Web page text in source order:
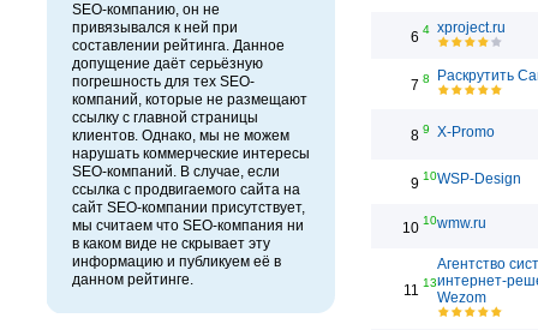
SEO-компанию, он не
привязывался к ней при
составлении рейтинга. Данное
допущение даёт серьёзную
погрешность для тех SEO-
компаний, которые не размещают
ссылку с главной страницы
клиентов. Однако, мы не можем
нарушать коммерческие интересы
SEO-компаний. В случае, если
ссылка с продвигаемого сайта на
сайт SEO-компании присутствует,
мы считаем что SEO-компания ни
в каком виде не скрывает эту
информацию и публикуем её в
данном рейтинге.
6 4 xproject.ru
7 8 Раскрутить
8 9 X-Promo
9 10WSP-Design
10 10wmw.ru
11 13
Агентство
интернет-
Wezom